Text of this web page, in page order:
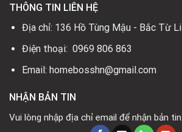
THÔNG TIN LIÊN HỆ
Địa chỉ: 136 Hồ Tùng Mậu - Bắc Từ
Điện thoại: 0969 806 863
Email: homebosshn@gmail.com
NHẬN BẢN TIN
Vui lòng nhập địa chỉ email để nhận bản